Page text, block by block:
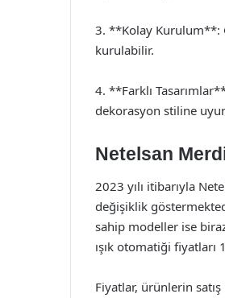
3. **Kolay Kurulum**:
kurulabilir.
4. **Farklı
dekorasyon stiline
Netelsan
2023 yılı itibarıyla
değişiklik
sahip modeller ise
ışık otomatiği fiyatları
Fiyatlar, ürünlerin